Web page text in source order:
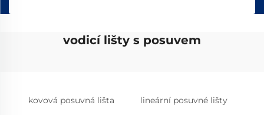
vodicí lišty s posuvem
kovová posuvná lišta lineární posuvné lišty